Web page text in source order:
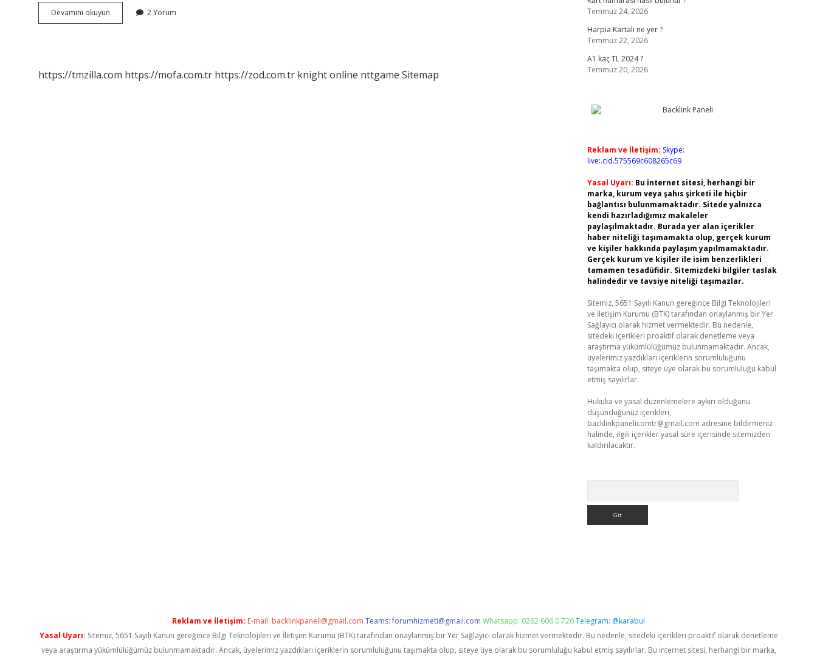
Devamını okuyun
Türkçe
2 Yorum
https://tmzilla.com https://mofa.com.tr https://zod.com.tr knight online nttgame Sitemap
Temmuz 24, 2026
Harpia Kartalı ne yer ?
Temmuz 22, 2026
A1 kaç TL 2024 ?
Temmuz 20, 2026
Reklam ve İletişim: Skype:
live:.cid.575569c608265c69
Yasal Uyarı: Bu internet sitesi, herhangi bir
marka, kurum veya şahıs şirketi ile hiçbir
bağlantısı bulunmamaktadır. Sitede yalnızca
kendi hazırladığımız makaleler
paylaşılmaktadır. Burada yer alan içerikler
haber niteliği taşımamakta olup, gerçek kurum
ve kişiler hakkında paylaşım yapılmamaktadır.
Gerçek kurum ve kişiler ile isim benzerlikleri
tamamen tesadüfidir. Sitemizdeki bilgiler taslak
halindedir ve tavsiye niteliği taşımazlar.
Sitemiz, 5651 Sayılı Kanun gereğince Bilgi Teknolojileri
ve İletişim Kurumu (BTK) tarafından onaylanmış bir Yer
Sağlayıcı olarak hizmet vermektedir. Bu nedenle,
sitedeki içerikleri proaktif olarak denetleme veya
araştırma yükümlülüğümüz bulunmamaktadır. Ancak,
üyelerimiz yazdıkları içeriklerin sorumluluğunu
taşımakta olup, siteye üye olarak bu sorumluluğu kabul
etmiş sayılırlar.
Hukuka ve yasal düzenlemelere aykırı olduğunu
düşündüğünüz içerikleri,
backlinkpanelicomtr@gmail.com adresine bildirmeniz
halinde, ilgili içerikler yasal süre içerisinde sitemizden
kaldırılacaktır.
Reklam ve İletişim: E-mail: backlinkpaneli@gmail.com Teams:forumhizmeti@gmail.com Whatsapp: 0262 606 0 726Telegram: @karabul
Yasal Uyarı: Sitemiz, 5651 Sayılı Kanun gereğince Bilgi Teknolojileri ve İletişim Kurumu (BTK) tarafından onaylanmış bir Yer Sağlayıcı olarak hizmet vermektedir. Bu nedenle, sitedeki içerikleri proaktif olarak denetleme
veya araştırma yükümlülüğümüz bulunmamaktadır. Ancak, üyelerimiz yazdıkları içeriklerin sorumluluğunu taşımakta olup, siteye üye olarak bu sorumluluğu kabul etmiş sayılırlar. Bu internet sitesi, herhangi bir marka,